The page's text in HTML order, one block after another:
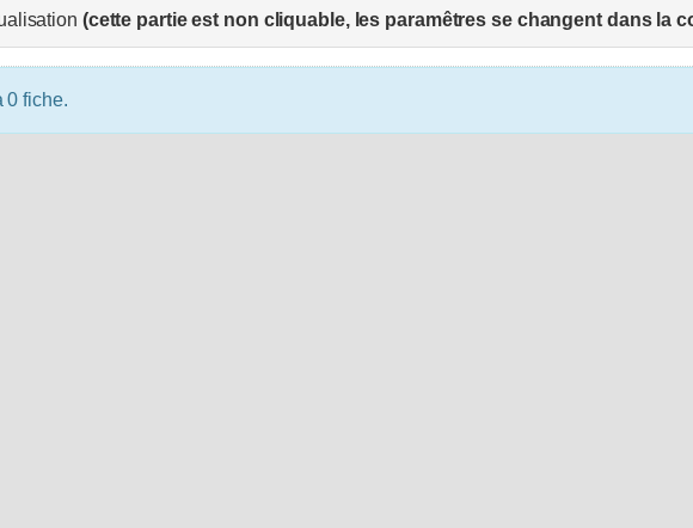
(cette partie est non cliquable, les paramêtres se changent dans la